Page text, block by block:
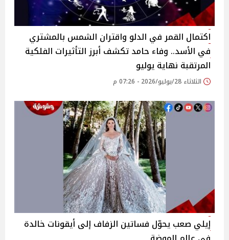
اكتمال القمر في الدلو واقتران الشمس بالمشتري
في الأسد.. وفاء حامد تكشف أبرز التأثيرات الفلكية
المرتقبة نهاية يوليو
الثلاثاء 28/يوليو/2026 - 07:26 م
إيلي صعب يحوّل فساتين الزفاف إلى أيقونات خالدة